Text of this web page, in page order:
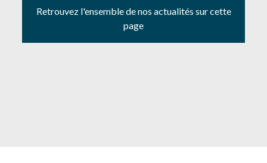
Retrouvez l'ensemble de nos actualités sur cette
page